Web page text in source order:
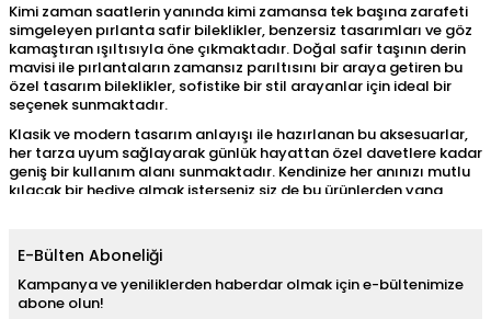
Kimi zaman saatlerin yanında kimi zamansa tek başına zarafeti
simgeleyen pırlanta safir bileklikler, benzersiz tasarımları ve göz
kamaştıran ışıltısıyla öne çıkmaktadır. Doğal safir taşının derin
mavisi ile pırlantaların zamansız parıltısını bir araya getiren bu
özel tasarım bileklikler, sofistike bir stil arayanlar için ideal bir
seçenek sunmaktadır.
Klasik ve modern tasarım anlayışı ile hazırlanan bu aksesuarlar,
her tarza uyum sağlayarak günlük hayattan özel davetlere kadar
geniş bir kullanım alanı sunmaktadır. Kendinize her anınızı mutlu
kılacak bir hediye almak isterseniz siz de bu ürünlerden yana
Böylece aksesuarlarınızı uyumlu kombinleyebilir ve
görünümünüzü daha da dikkat çekici hale getirebilirsiniz.
Pırlanta Safir Bileklik Modelleri
E-Bülten Aboneliği
Kampanya ve yeniliklerden haberdar olmak için e-bültenimize
abone olun!